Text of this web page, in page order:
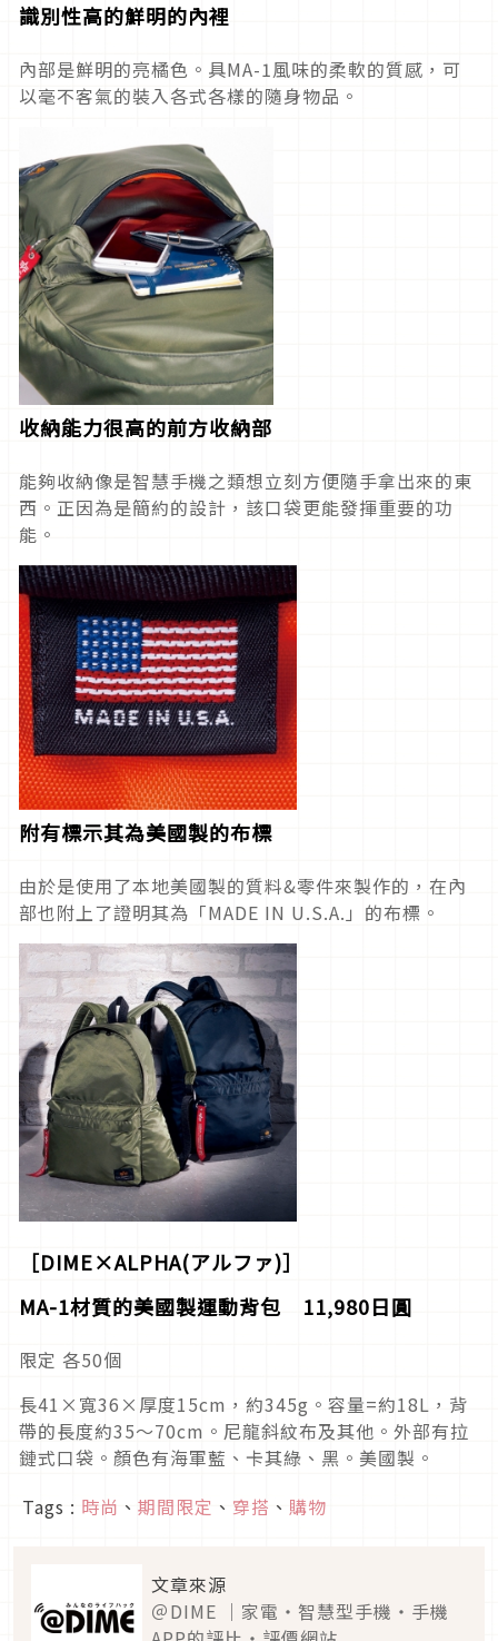
識別性高的鮮明的內裡
內部是鮮明的亮橘色。具MA-1風味的柔軟的質感，可
以毫不客氣的裝入各式各樣的隨身物品。
收納能力很高的前方收納部
能夠收納像是智慧手機之類想立刻方便隨手拿出來的東
西。正因為是簡約的設計，該口袋更能發揮重要的功
能。
附有標示其為美國製的布標
由於是使用了本地美國製的質料&零件來製作的，在內
部也附上了證明其為「MADE IN U.S.A.」的布標。
［DIME×ALPHA(アルファ)］
MA-1材質的美國製運動背包 11,980日圓
限定 各50個
長41×寬36×厚度15cm，約345g。容量=約18L，背
帶的長度約35～70cm。尼龍斜紋布及其他。外部有拉
鏈式口袋。顏色有海軍藍、卡其綠、黑。美國製。
Tags : 時尚 、 期間限定 、 穿搭 、 購物
文章來源
＠DIME ｜家電・智慧型手機・手機